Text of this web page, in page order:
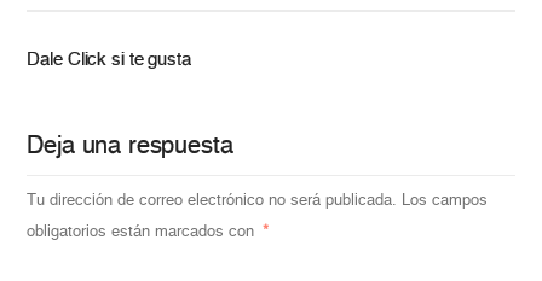
Dale Click si te gusta
Deja una respuesta
Tu dirección de correo electrónico no será publicada. Los campos
obligatorios están marcados con *